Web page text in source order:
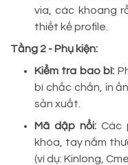
via, các khoang
thiết kế profile.
Tầng 2 - Phụ kiện:
Kiểm tra bao bì:
bì chắc chắn, in
sản xuất.
Mã dập nổi: Các
khóa, tay nắm
(ví dụ: Kinlong,